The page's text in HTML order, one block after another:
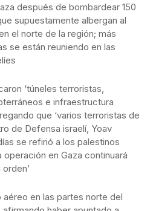
después de bombardear 150
supuestamente albergan al
el norte de la región; más
se están reuniendo en las
‘túneles terroristas,
e infraestructura
que ‘varios terroristas de
de Defensa israelí, Yoav
se refirió a los palestinos
operación en Gaza continuará
en las partes norte del